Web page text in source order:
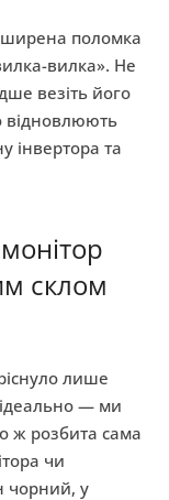
поломка
вилка». Не
везіть його
відновлюють
інвертора та
склом
лише
— ми
ж розбита сама
чи
чорний, у